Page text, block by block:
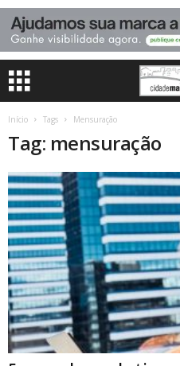
Início Tags Mensuração
Tag: mensuração